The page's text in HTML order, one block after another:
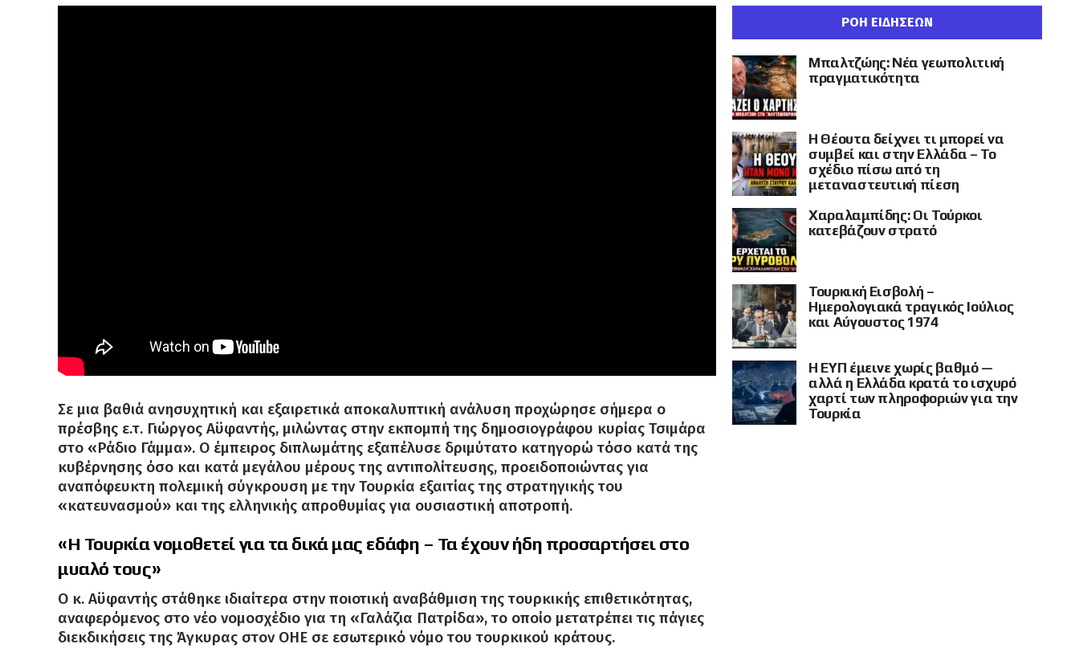
Σε μια βαθιά ανησυχητική και εξαιρετικά αποκαλυπτική ανάλυση προχώρησε σήμερα ο
πρέσβης ε.τ. Γιώργος Αϋφαντής, μιλώντας στην εκπομπή της δημοσιογράφου κυρίας Τσιμάρα
στο «Ράδιο Γάμμα». Ο έμπειρος διπλωμάτης εξαπέλυσε δριμύτατο κατηγορώ τόσο κατά της
κυβέρνησης όσο και κατά μεγάλου μέρους της αντιπολίτευσης, προειδοποιώντας για
αναπόφευκτη πολεμική σύγκρουση με την Τουρκία εξαιτίας της στρατηγικής του
«κατευνασμού» και της ελληνικής απροθυμίας για ουσιαστική αποτροπή.
«Η Τουρκία νομοθετεί για τα δικά μας εδάφη – Τα έχουν ήδη προσαρτήσει στο
μυαλό τους»
Ο κ. Αϋφαντής στάθηκε ιδιαίτερα στην ποιοτική αναβάθμιση της τουρκικής επιθετικότητας,
αναφερόμενος στο νέο νομοσχέδιο για τη «Γαλάζια Πατρίδα», το οποίο μετατρέπει τις πάγιες
διεκδικήσεις της Άγκυρας στον ΟΗΕ σε εσωτερικό νόμο του τουρκικού κράτους.
ΡΟΗ ΕΙΔΗΣΕΩΝ
Μπαλτζώης: Νέα γεωπολιτική
πραγματικότητα
Η Θέουτα δείχνει τι μπορεί να
συμβεί και στην Ελλάδα – Το
σχέδιο πίσω από τη
μεταναστευτική πίεση
Χαραλαμπίδης: Οι Τούρκοι
κατεβάζουν στρατό
Τουρκική Εισβολή –
Ημερολογιακά τραγικός Ιούλιος
και Αύγουστος 1974
Η ΕΥΠ έμεινε χωρίς βαθμό —
αλλά η Ελλάδα κρατά το ισχυρό
χαρτί των πληροφοριών για την
Τουρκία